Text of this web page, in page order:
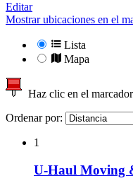
Editar
Mostrar ubicaciones en el
Lista
Mapa
Haz clic en el
Ordenar por:
1
U-Haul Moving